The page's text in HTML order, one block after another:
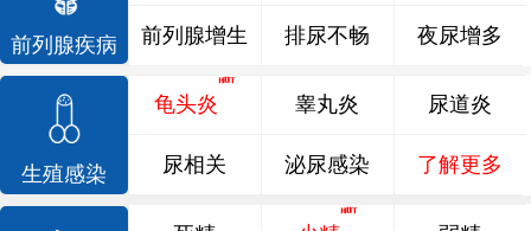
前列腺疾病 前列腺增生 排尿不畅 夜尿增多
生殖感染
龟头炎 睾丸炎 尿道炎
尿相关 泌尿感染 了解更多